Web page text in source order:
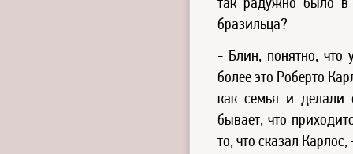
так радужно было в
бразильца?
- Блин, понятно, что
более это Роберто
как семья и делали
бывает, что
то, что сказал